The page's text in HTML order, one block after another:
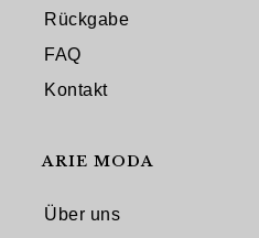
Rückgabe
FAQ
Kontakt
ARIE MODA
Über uns